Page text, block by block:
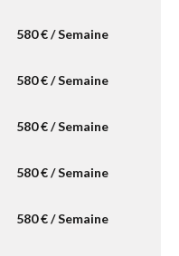
580 € / Semaine
580 € / Semaine
580 € / Semaine
580 € / Semaine
580 € / Semaine